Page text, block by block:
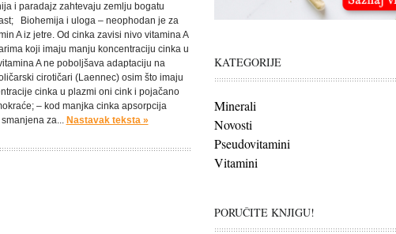
i paradajz zahtevaju zemlju bogatu
Biohemija i uloga – neophodan je za
A iz jetre. Od cinka zavisi nivo vitamina A
koji imaju manju koncentraciju cinka u
A ne poboljšava adaptaciju na
cirotičari (Laennec) osim što imaju
cinka u plazmi oni cink i pojačano
– kod manjka cinka apsorpcija
za... Nastavak teksta »
KATEGORIJE
Minerali
Novosti
Pseudovitamini
Vitamini
PORUČITE KNJIGU!